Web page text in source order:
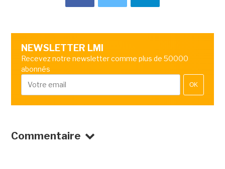
NEWSLETTER LMI
Recevez notre newsletter comme plus de 50000
abonnés
OK
Commentaire